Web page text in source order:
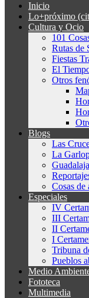
Inicio
Lo+próximo
Cultura y Ocio
101
Rutas de
Fiestas
El
Otros
Blogs
Las
La
Cosas de
Especiales
IV
III
II
I
Tribuna
Pueblos
Medio
Fototeca
Multimedia